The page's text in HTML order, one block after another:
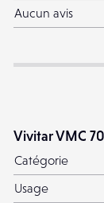
Aucun avis
Vivitar VMC
Catégorie
Usage